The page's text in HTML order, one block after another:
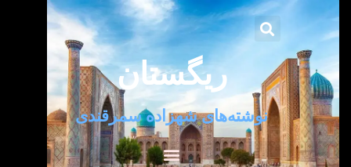
ریگستان
نوشته‌های شهزاده سمرقندی